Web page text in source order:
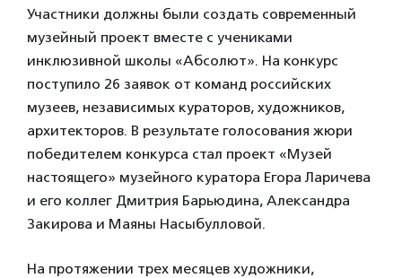
Участники должны были создать современный
музейный проект вместе с учениками
инклюзивной школы «Абсолют». На конкурс
поступило 26 заявок от команд российских
музеев, независимых кураторов, художников,
архитекторов. В результате голосования жюри
победителем конкурса стал проект «Музей
настоящего» музейного куратора Егора Ларичева
и его коллег Дмитрия Барьюдина, Александра
Закирова и Маяны Насыбулловой.
На протяжении трех месяцев художники,